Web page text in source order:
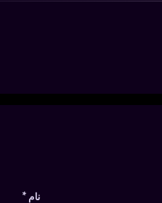
نام *